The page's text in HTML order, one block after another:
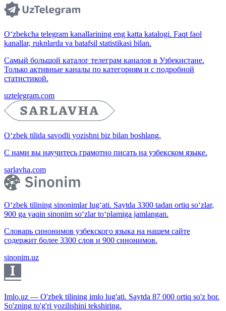
O‘zbekcha telegram kanallarining eng katta katalogi. Faqt faol
kanallar, ruknlarda va batafsil statistikasi bilan.
Самый большой каталог телеграм каналов в Узбекистане.
Только активные каналы по категориям и с подробной
статистикой.
uztelegram.com
O‘zbek tilida savodli yozishni biz bilan boshlang.
С нами вы научитесь грамотно писать на узбекском языке.
sarlavha.com
O‘zbek tilining sinonimlar lug‘ati. Saytda 3300 tadan ortiq so‘zlar,
900 ga yaqin sinonim so‘zlar to‘plamiga jamlangan.
Словарь синонимов узбекского языка на нашем сайте
содержит более 3300 слов и 900 синонимов.
sinonim.uz
Imlo.uz — O'zbek tilining imlo lug'ati. Saytda 87 000 ortiq so'z bor.
So'zning to'g'ri yozilishini tekshiring.